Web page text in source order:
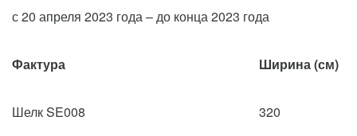
с 20 апреля 2023 года – до конца 2023 года
Фактура Ширина (см)
Шелк SE008
320